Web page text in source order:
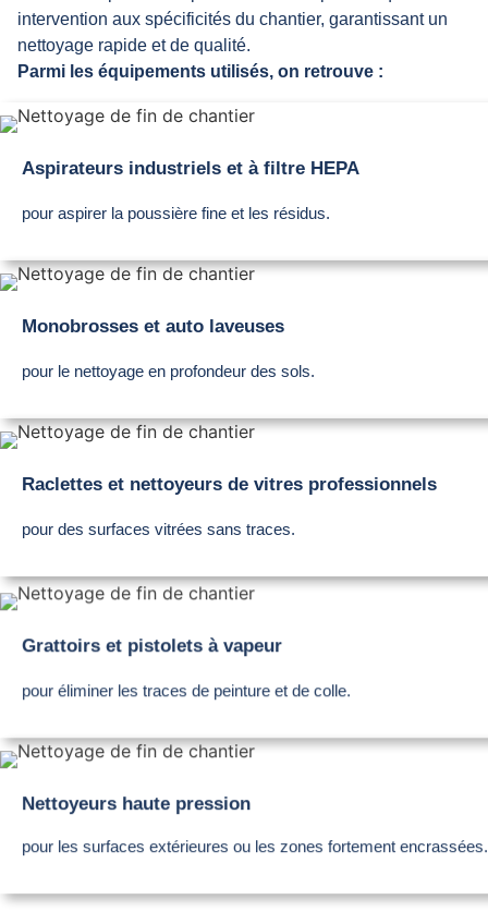
intervention aux spécificités du chantier, garantissant un
nettoyage rapide et de qualité.
Parmi les équipements utilisés, on retrouve :
Aspirateurs industriels et à filtre HEPA
pour aspirer la poussière fine et les résidus.
Monobrosses et auto laveuses
pour le nettoyage en profondeur des sols.
Raclettes et nettoyeurs de vitres professionnels
pour des surfaces vitrées sans traces.
Grattoirs et pistolets à vapeur
pour éliminer les traces de peinture et de colle.
Nettoyeurs haute pression
pour les surfaces extérieures ou les zones fortement encrassées.